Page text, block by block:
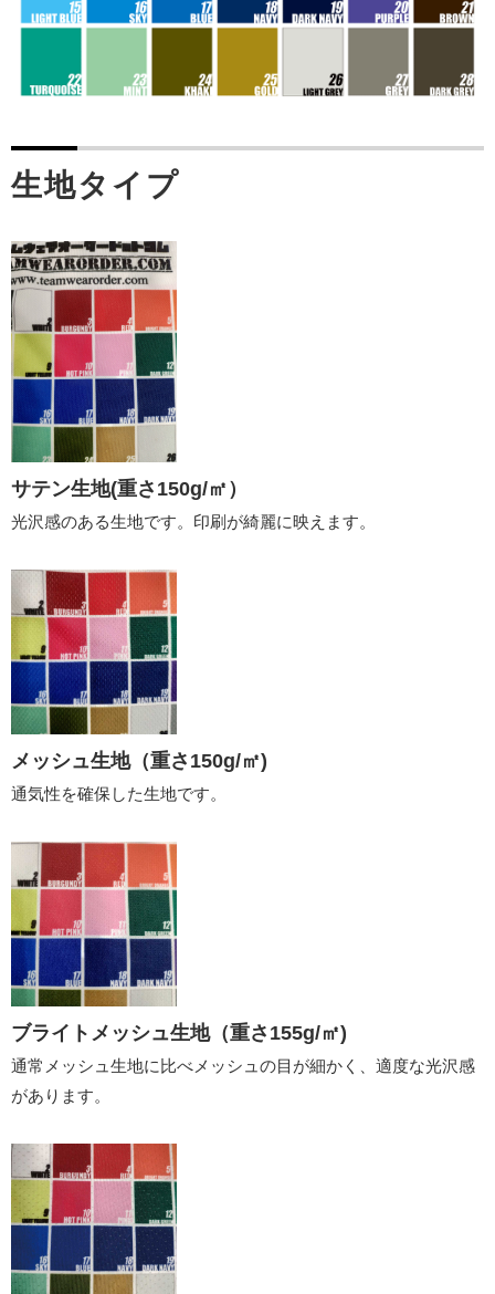
生地タイプ
サテン生地(重さ150g/㎡）
光沢感のある生地です。印刷が綺麗に映えます。
メッシュ生地（重さ150g/㎡)
通気性を確保した生地です。
ブライトメッシュ生地（重さ155g/㎡)
通常メッシュ生地に比べメッシュの目が細かく、適度な光沢感
があります。